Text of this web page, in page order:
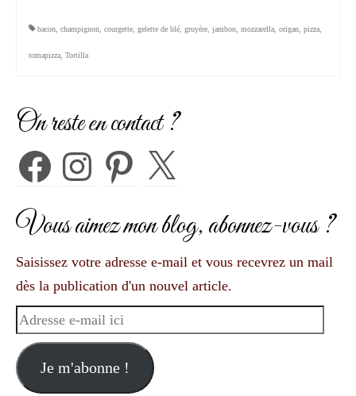
bacon champignon courgette gelette de blé gruyère jambon mozzarella origan pizza
tomapizza Tortilla
On reste en contact ?
FacebookInstagramPinterest X
Vous aimez mon blog, abonnez-vous ?
Saisissez votre adresse e-mail et vous recevrez un mail
dès la publication d'un nouvel article.
Adresse
mail
ici
Je m'abonne !